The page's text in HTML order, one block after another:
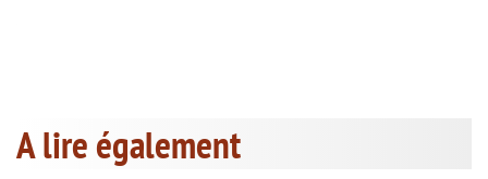
A lire également